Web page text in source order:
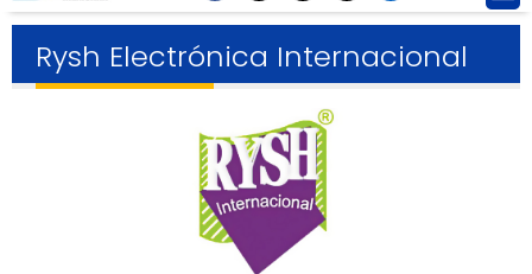
Rysh Electrónica Internacional